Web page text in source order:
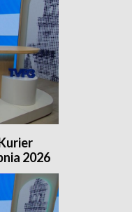
2026